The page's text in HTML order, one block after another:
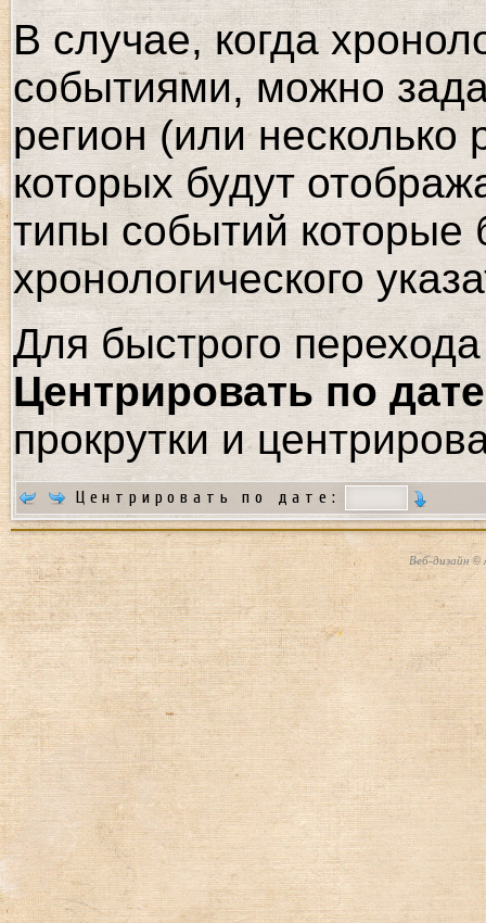
В случае, когда
событиями, можно
регион (или
которых будут
типы событий которые
хронологического
Для быстрого
Центрировать по дате
прокрутки и
Центрировать по дате:
Веб-дизайн ©